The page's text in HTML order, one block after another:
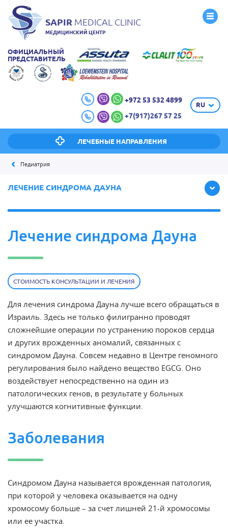
SAPIR MEDICAL CLINIC
МЕДИЦИНСКИЙ ЦЕНТР
ОФИЦИАЛЬНЫЙ
ПРЕДСТАВИТЕЛЬ
+972 53 532 4899
+7(917)267 57 25
RU
ЛЕЧЕБНЫЕ НАПРАВЛЕНИЯ
Педиатрия
ЛЕЧЕНИЕ СИНДРОМА ДАУНА
Лечение синдрома Дауна
СТОИМОСТЬ КОНСУЛЬТАЦИИ И ЛЕЧЕНИЯ
Для лечения синдрома Дауна лучше всего обращаться в
Израиль. Здесь не только филигранно проводят
сложнейшие операции по устранению пороков сердца
и других врожденных аномалий, связанных с
синдромом Дауна. Совсем недавно в Центре геномного
регулирования было найдено вещество EGCG. Оно
воздействует непосредственно на один из
патологических генов, в результате у больных
улучшаются когнитивные функции.
Заболевания
Синдромом Дауна называется врожденная патология,
при которой у человека оказывается на одну
хромосому больше – за счет лишней 21-й хромосомы
или ее участка.